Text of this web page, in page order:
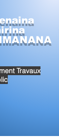
Travaux